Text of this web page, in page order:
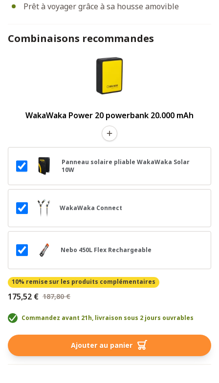
Prêt à voyager grâce à sa housse amovible
Combinaisons recommandes
WakaWaka Power 20 powerbank 20.000 mAh
Panneau solaire pliable WakaWaka Solar
10W
WakaWaka Connect
Nebo 450L Flex Rechargeable
10% remise sur les produits complémentaires
175,52 € 187,80 €
Commandez avant 21h, livraison sous 2 jours ouvrables
Ajouter au panier